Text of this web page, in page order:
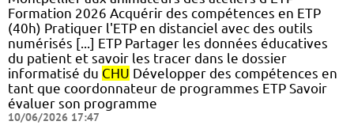
Formation 2026 Acquérir des compétences en ETP
(40h) Pratiquer l'ETP en distanciel avec des outils
numérisés [...] ETP Partager les données éducatives
du patient et savoir les tracer dans le dossier
informatisé du CHU Développer des compétences en
tant que coordonnateur de programmes ETP Savoir
évaluer son programme
10/06/2026 17:47